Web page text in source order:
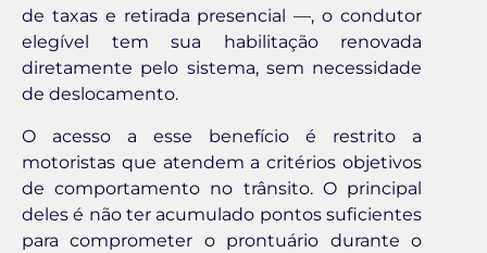
de taxas e retirada presencial —, o condutor
elegível tem sua habilitação renovada
diretamente pelo sistema, sem necessidade
de deslocamento.
O acesso a esse benefício é restrito a
motoristas que atendem a critérios objetivos
de comportamento no trânsito. O principal
deles é não ter acumulado pontos suficientes
para comprometer o prontuário durante o